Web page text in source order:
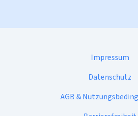
Impressum
Datenschutz
AGB &